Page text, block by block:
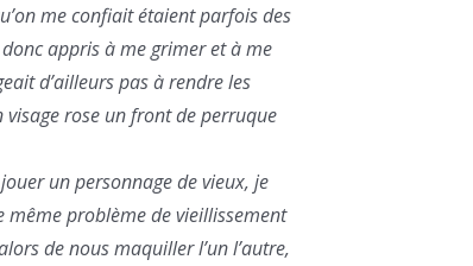
me confiait étaient parfois des
donc appris à me grimer et à me
d’ailleurs pas à rendre les
rose un front de perruque
un personnage de vieux, je
même problème de vieillissement
de nous maquiller l’un l’autre,